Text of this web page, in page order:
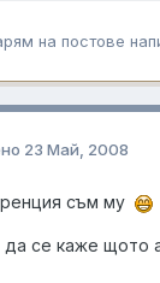
на постове
23 Май, 2008
съм му
се каже щото